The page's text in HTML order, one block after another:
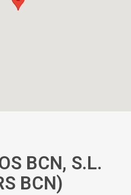
BCN, S.L.
BCN)